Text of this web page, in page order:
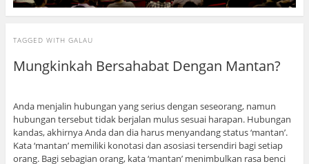
TAGGED WITH GALAU
Mungkinkah Bersahabat Dengan Mantan?
Anda menjalin hubungan yang serius dengan seseorang, namun
hubungan tersebut tidak berjalan mulus sesuai harapan. Hubungan
kandas, akhirnya Anda dan dia harus menyandang status ‘mantan’.
Kata ‘mantan’ memiliki konotasi dan asosiasi tersendiri bagi setiap
orang. Bagi sebagian orang, kata ‘mantan’ menimbulkan rasa benci